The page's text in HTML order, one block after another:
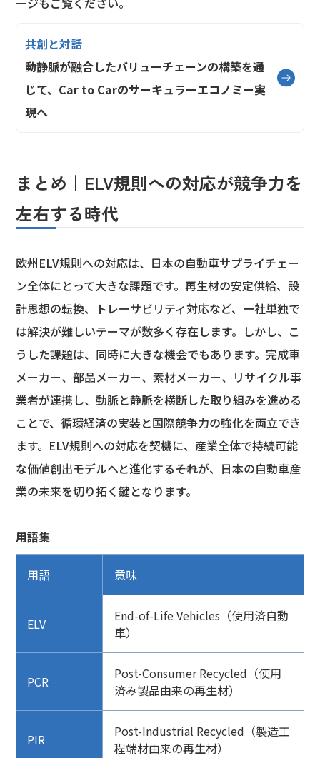
共創と対話
動静脈が融合したバリューチェーンの構築を通
じて、Car to Carのサーキュラーエコノミー実
現へ
まとめ｜ELV規則への対応が競争力を
左右する時代
欧州ELV規則への対応は、日本の自動車サプライチェー
ン全体にとって大きな課題です。再生材の安定供給、設
計思想の転換、トレーサビリティ対応など、一社単独で
は解決が難しいテーマが数多く存在します。しかし、こ
うした課題は、同時に大きな機会でもあります。完成車
メーカー、部品メーカー、素材メーカー、リサイクル事
業者が連携し、動脈と静脈を横断した取り組みを進める
ことで、循環経済の実装と国際競争力の強化を両立でき
ます。ELV規則への対応を契機に、産業全体で持続可能
な価値創出モデルへと進化する――それが、日本の自動車産
業の未来を切り拓く鍵となります。
用語集
用語 意味
ELV
End-of-Life Vehicles（使用済自動
車）
PCR
Post-Consumer Recycled（使用
済み製品由来の再生材）
PIR
Post-Industrial Recycled（製造工
程端材由来の再生材）